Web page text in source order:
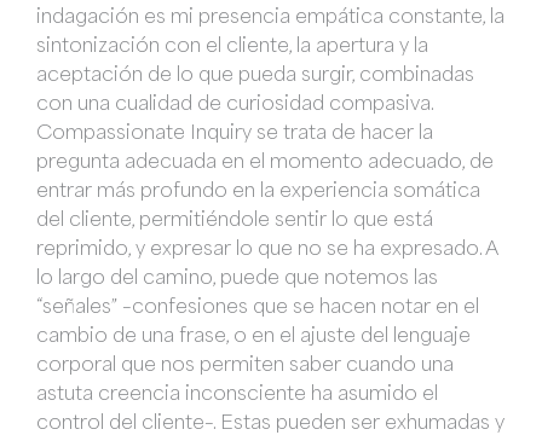
indagación es mi presencia empática constante, la
sintonización con el cliente, la apertura y la
aceptación de lo que pueda surgir, combinadas
con una cualidad de curiosidad compasiva.
Compassionate Inquiry se trata de hacer la
pregunta adecuada en el momento adecuado, de
entrar más profundo en la experiencia somática
del cliente, permitiéndole sentir lo que está
reprimido, y expresar lo que no se ha expresado. A
lo largo del camino, puede que notemos las
“señales” –confesiones que se hacen notar en el
cambio de una frase, o en el ajuste del lenguaje
corporal que nos permiten saber cuando una
astuta creencia inconsciente ha asumido el
control del cliente–. Estas pueden ser exhumadas y